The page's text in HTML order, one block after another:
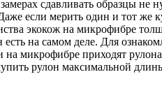
сдавливать образцы не
если мерить один и тот же
экокож на микрофибре
есть на самом деле. Для
на микрофибре приходят
рулон максимальной